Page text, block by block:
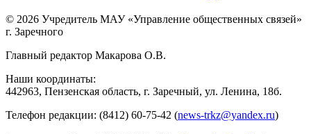
© 2026 Учредитель МАУ «Управление общественных связей»
г. Заречного
Главный редактор Макарова О.В.
Наши координаты:
442963, Пензенская область, г. Заречный, ул. Ленина, 18б.
Телефон редакции: (8412) 60-75-42 (news-trkz@yandex.ru)